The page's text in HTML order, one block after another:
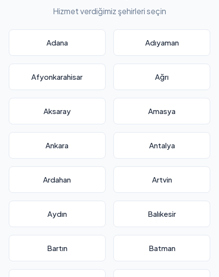
Hizmet verdiğimiz şehirleri seçin
Adana Adıyaman
Afyonkarahisar Ağrı
Aksaray Amasya
Ankara Antalya
Ardahan Artvin
Aydın Balıkesir
Bartın Batman